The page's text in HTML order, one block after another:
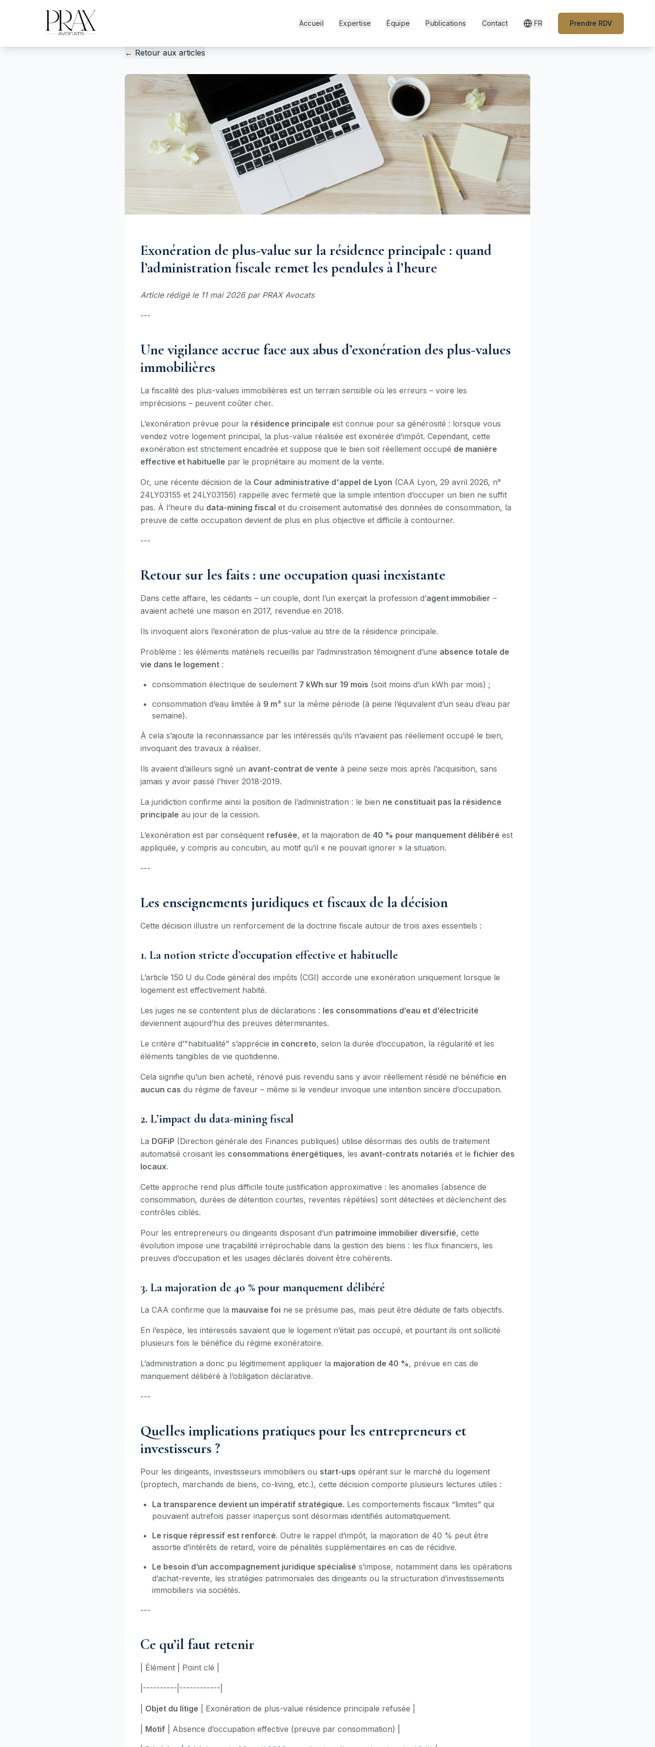
Accueil Expertise Équipe Publications Contact FR Prendre RDV
← Retour aux articles
Exonération de plus-value sur la résidence principale : quand
l’administration fiscale remet les pendules à l’heure
Article rédigé le 11 mai 2026 par PRAX Avocats
---
Une vigilance accrue face aux abus d’exonération des plus-values
immobilières
La fiscalité des plus-values immobilières est un terrain sensible où les erreurs – voire les
imprécisions – peuvent coûter cher.
L’exonération prévue pour la résidence principale est connue pour sa générosité : lorsque vous
vendez votre logement principal, la plus-value réalisée est exonérée d’impôt. Cependant, cette
exonération est strictement encadrée et suppose que le bien soit réellement occupé de manière
effective et habituelle par le propriétaire au moment de la vente.
Or, une récente décision de la Cour administrative d'appel de Lyon (CAA Lyon, 29 avril 2026, n°
24LY03155 et 24LY03156) rappelle avec fermeté que la simple intention d’occuper un bien ne suffit
pas. À l’heure du data-mining fiscal et du croisement automatisé des données de consommation, la
preuve de cette occupation devient de plus en plus objective et difficile à contourner.
---
Retour sur les faits : une occupation quasi inexistante
Dans cette affaire, les cédants – un couple, dont l’un exerçait la profession d’agent immobilier –
avaient acheté une maison en 2017, revendue en 2018.
Ils invoquent alors l’exonération de plus-value au titre de la résidence principale.
Problème : les éléments matériels recueillis par l’administration témoignent d’une absence totale de
vie dans le logement :
consommation électrique de seulement 7 kWh sur 19 mois (soit moins d’un kWh par mois) ;
consommation d’eau limitée à 9 m³ sur la même période (à peine l’équivalent d’un seau d’eau par
semaine).
À cela s’ajoute la reconnaissance par les intéressés qu’ils n’avaient pas réellement occupé le bien,
invoquant des travaux à réaliser.
Ils avaient d’ailleurs signé un avant-contrat de vente à peine seize mois après l’acquisition, sans
jamais y avoir passé l’hiver 2018-2019.
La juridiction confirme ainsi la position de l’administration : le bien ne constituait pas la résidence
principale au jour de la cession.
L’exonération est par conséquent refusée, et la majoration de 40 % pour manquement délibéré est
appliquée, y compris au concubin, au motif qu’il « ne pouvait ignorer » la situation.
---
Les enseignements juridiques et fiscaux de la décision
Cette décision illustre un renforcement de la doctrine fiscale autour de trois axes essentiels :
1. La notion stricte d’occupation effective et habituelle
L’article 150 U du Code général des impôts (CGI) accorde une exonération uniquement lorsque le
logement est effectivement habité.
Les juges ne se contentent plus de déclarations : les consommations d’eau et d’électricité
deviennent aujourd’hui des preuves déterminantes.
Le critère d’"habitualité" s’apprécie in concreto, selon la durée d’occupation, la régularité et les
éléments tangibles de vie quotidienne.
Cela signifie qu’un bien acheté, rénové puis revendu sans y avoir réellement résidé ne bénéficie en
aucun cas du régime de faveur – même si le vendeur invoque une intention sincère d’occupation.
2. L’impact du data-mining fiscal
La DGFiP (Direction générale des Finances publiques) utilise désormais des outils de traitement
automatisé croisant les consommations énergétiques, les avant-contrats notariés et le fichier des
locaux.
Cette approche rend plus difficile toute justification approximative : les anomalies (absence de
consommation, durées de détention courtes, reventes répétées) sont détectées et déclenchent des
contrôles ciblés.
Pour les entrepreneurs ou dirigeants disposant d’un patrimoine immobilier diversifié, cette
évolution impose une traçabilité irréprochable dans la gestion des biens : les flux financiers, les
preuves d’occupation et les usages déclarés doivent être cohérents.
3. La majoration de 40 % pour manquement délibéré
La CAA confirme que la mauvaise foi ne se présume pas, mais peut être déduite de faits objectifs.
En l’espèce, les intéressés savaient que le logement n’était pas occupé, et pourtant ils ont sollicité
plusieurs fois le bénéfice du régime exonératoire.
L’administration a donc pu légitimement appliquer la majoration de 40 %, prévue en cas de
manquement délibéré à l’obligation déclarative.
---
Quelles implications pratiques pour les entrepreneurs et
investisseurs ?
Pour les dirigeants, investisseurs immobiliers ou start-ups opérant sur le marché du logement
(proptech, marchands de biens, co-living, etc.), cette décision comporte plusieurs lectures utiles :
La transparence devient un impératif stratégique. Les comportements fiscaux “limites” qui
pouvaient autrefois passer inaperçus sont désormais identifiés automatiquement.
Le risque répressif est renforcé. Outre le rappel d’impôt, la majoration de 40 % peut être
assortie d’intérêts de retard, voire de pénalités supplémentaires en cas de récidive.
Le besoin d’un accompagnement juridique spécialisé s’impose, notamment dans les opérations
d’achat-revente, les stratégies patrimoniales des dirigeants ou la structuration d’investissements
immobiliers via sociétés.
---
Ce qu’il faut retenir
| Élément | Point clé |
|----------|------------|
Objet du litige | Exonération de plus-value résidence principale refusée |
Motif | Absence d’occupation effective (preuve par consommation) |